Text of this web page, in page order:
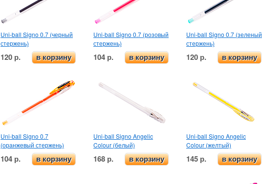
Uni-ball Signo 0.7 (черный
стержень)
120 р. в корзину
Uni-ball Signo 0.7 (розовый
стержень)
104 р. в корзину
Uni-ball Signo 0.7 (зеленый
стержень)
120 р. в корзину
Uni-ball Signo 0.7
(оранжевый стержень)
104 р. в корзину
Uni-ball Signo Angelic
Colour (белый)
168 р. в корзину
Uni-ball Signo Angelic
Colour (желтый)
145 р. в корзину